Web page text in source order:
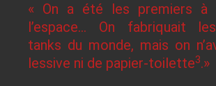
« On a été les premiers à
l’espace… On fabriquait
tanks du monde, mais on
lessive ni de papier-toilette3.»